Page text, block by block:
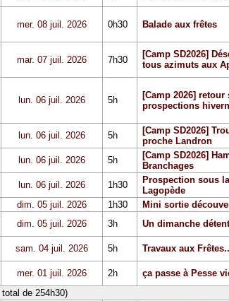
mer. 08 juil. 2026 0h30 Balade aux frêtes
mar. 07 juil. 2026 7h30
[Camp SD2026]
tous azimuts aux
lun. 06 juil. 2026 5h
[Camp 2026] retour
prospections
lun. 06 juil. 2026 5h
[Camp SD2026]
proche Landron
lun. 06 juil. 2026 5h
[Camp SD2026]
Branchages
lun. 06 juil. 2026 1h30
Prospection sous
Lagopède
dim. 05 juil. 2026
1h30 Mini sortie
dim. 05 juil. 2026 3h Un dimanche
sam. 04 juil. 2026 5h Travaux aux
mer. 01 juil. 2026 2h ça passe à Pesse
de 254h30)